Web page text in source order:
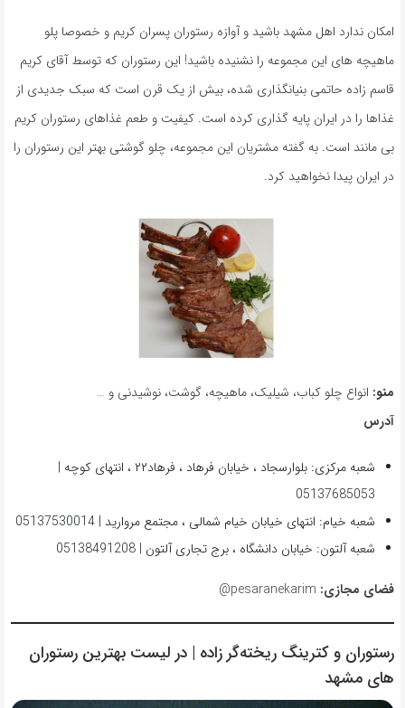
امکان ندارد اهل مشهد باشید و آوازه رستوران پسران کریم و خصوصا پلو
ماهیچه های این مجموعه را نشنیده باشید! این رستوران که توسط آقای کریم
قاسم زاده حاتمی بنیانگذاری شده، بیش از یک قرن است که سبک جدیدی از
غذاها را در ایران پایه گذاری کرده است. کیفیت و طعم غذاهای رستوران کریم
بی مانند است. به گفته مشتریان این مجموعه، چلو گوشتی بهتر این رستوران را
در ایران پیدا نخواهید کرد.
منو: انواع چلو کباب، شیلیک، ماهیچه، گوشت، نوشیدنی و …
آدرس
شعبه مرکزی: بلوارسجاد ، خیابان فرهاد ، فرهاد۲۲ ، انتهای کوچه |
05137685053
شعبه خیام: انتهای خیابان خیام شمالی ، مجتمع مروارید | 05137530014
شعبه آلتون: خیابان دانشگاه ، برج تجاری آلتون | 05138491208
فضای مجازی: pesaranekarim@
رستوران و کترینگ ریخته‌گر زاده | در لیست بهترین رستوران
های مشهد